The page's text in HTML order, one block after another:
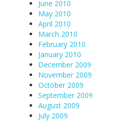
June 2010
May 2010
April 2010
March 2010
February 2010
January 2010
December 2009
November 2009
October 2009
September 2009
August 2009
July 2009